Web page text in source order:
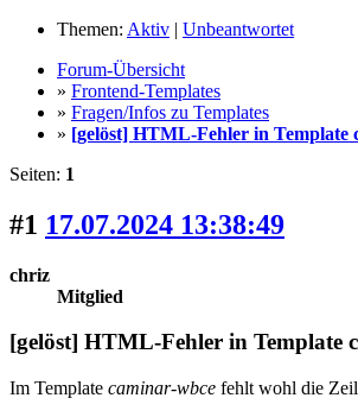
Themen: Aktiv | Unbeantwortet
Forum-Übersicht
» Frontend-Templates
» Fragen/Infos zu Templates
» [gelöst] HTML-Fehler in Template
Seiten: 1
#1 17.07.2024 13:38:49
chriz
Mitglied
[gelöst] HTML-Fehler in Template
Im Template caminar-wbce fehlt wohl die